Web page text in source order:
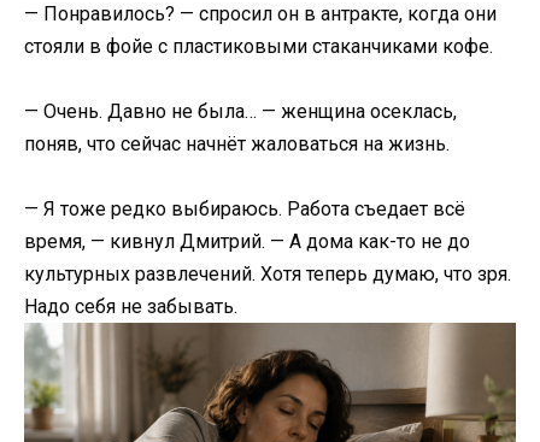
— Понравилось? — спросил он в антракте, когда они
стояли в фойе с пластиковыми стаканчиками кофе.
— Очень. Давно не была… — женщина осеклась,
поняв, что сейчас начнёт жаловаться на жизнь.
— Я тоже редко выбираюсь. Работа съедает всё
время, — кивнул Дмитрий. — А дома как-то не до
культурных развлечений. Хотя теперь думаю, что зря.
Надо себя не забывать.